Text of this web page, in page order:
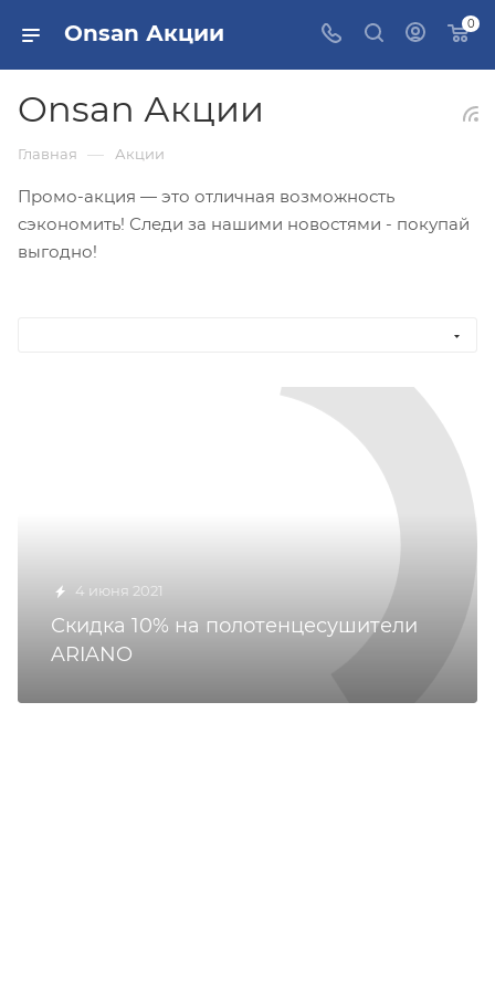
Onsan Акции 0
Onsan Акции
Главная — Акции
Промо-акция — это отличная возможность
сэкономить! Следи за нашими новостями - покупай
выгодно!
4 июня 2021
Скидка 10% на полотенцесушители
ARIANO